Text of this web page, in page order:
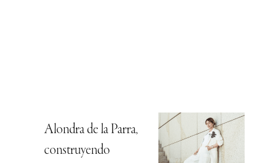
Alondra de la Parra,
construyendo